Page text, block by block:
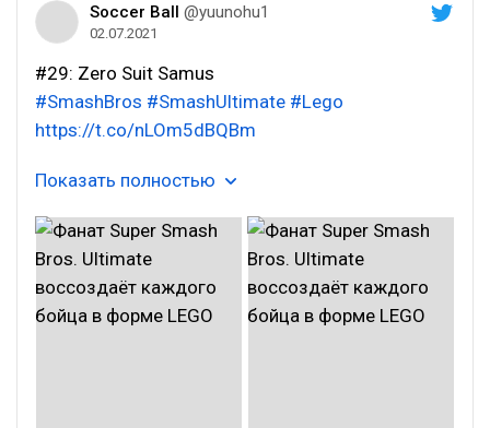
Soccer Ball @yuunohu1
02.07.2021
#29: Zero Suit Samus
#SmashBros #SmashUltimate #Lego
https://t.co/nLOm5dBQBm
Показать полностью